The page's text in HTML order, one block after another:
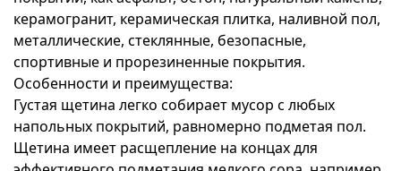
керамогранит, керамическая плитка, наливной пол,
металлические, стеклянные, безопасные,
спортивные и прорезиненные покрытия.
Особенности и преимущества:
Густая щетина легко собирает мусор с любых
напольных покрытий, равномерно подметая пол.
Щетина имеет расщепление на концах для